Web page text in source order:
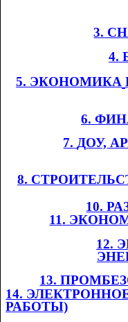
3.
4.
5. ЭКОНОМИКА
6.
7. ​​ДОУ,
8.
10.
11.
12.
13.
14.
РАБОТЫ)